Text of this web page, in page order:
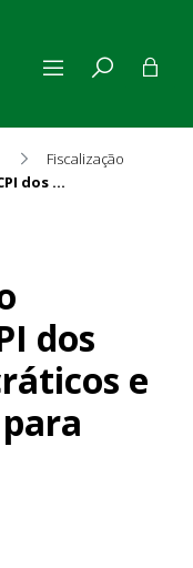
Fiscalização
Vigilante é eleito presidente da CPI dos Atos Antidemocráticos e indica Hermeto para relatoria
dos
e